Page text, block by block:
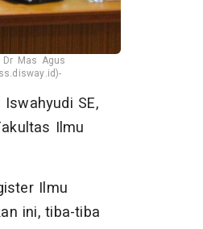
Mas Agus
SE,
Ilmu
Ilmu
ini, tiba-tiba